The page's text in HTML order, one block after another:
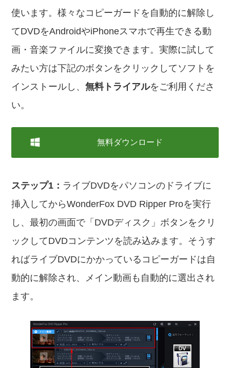
使います。様々なコピーガードを自動的に解除し
てDVDをAndroidやiPhoneスマホで再生できる動
画・音楽ファイルに変換できます。実際に試して
みたい方は下記のボタンをクリックしてソフトを
インストールし、無料トライアルをご利用くださ
い。
無料ダウンロード
ステップ1： ライブDVDをパソコンのドライブに
挿入してからWonderFox DVD Ripper Proを実行
し、最初の画面で「DVDディスク」ボタンをクリ
ックしてDVDコンテンツを読み込みます。そうす
ればライブDVDにかかっているコピーガードは自
動的に解除され、メイン動画も自動的に選出され
ます。